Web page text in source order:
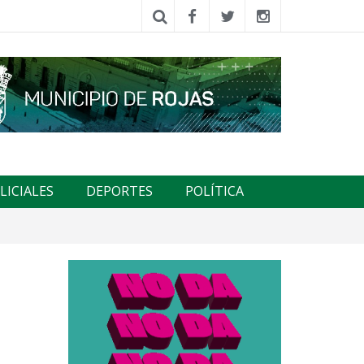
DEPORTES POLÍTICA